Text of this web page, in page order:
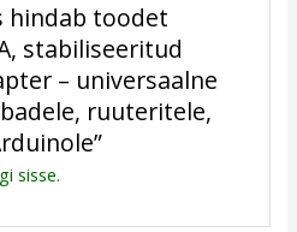
hindab toodet
stabiliseeritud
– universaalne
ruuteritele,
sisse.